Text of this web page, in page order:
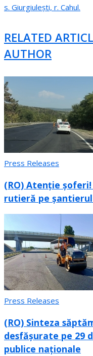
s. Giurgiulești, r. Cahul.
RELATED
AUTHOR
Press Releases
(RO) Atenție
rutieră pe
Press Releases
(RO) Sinteza
desfășurate pe 29
publice naționale